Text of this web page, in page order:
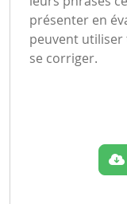
présenter en
peuvent
se corriger.